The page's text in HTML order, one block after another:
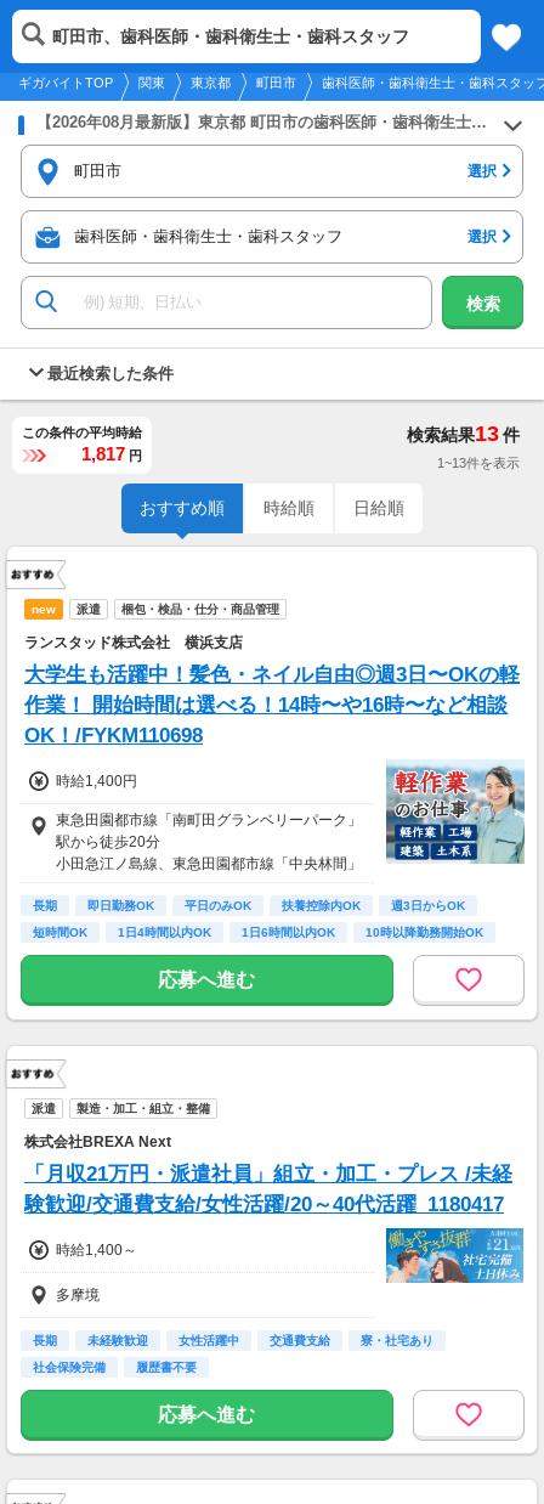
2026年8月7日更新
関東
メニュー
ギガバイトTOP 関東 東京都 町田市 歯科医師・歯科衛生士・歯科スタッ
町田市、歯科医師・歯科衛生士・歯科スタッフ
【2026年08月最新版】東京都 町田市の歯科医師・歯科衛生士・歯科スタッフのバイト・アルバイト・パートの求人募集情報
町田市 選択
歯科医師・歯科衛生士・歯科スタッフ 選択
検索
最近検索した条件
この条件の平均時給
1,817 円
検索結果13件
1~13件を表示
おすすめ順 時給順 日給順
new 派遣 梱包・検品・仕分・商品管理
ランスタッド株式会社 横浜支店
大学生も活躍中！髪色・ネイル自由◎週3日〜OKの軽
作業！ 開始時間は選べる！14時〜や16時〜など相談
OK！/FYKM110698
時給1,400円
東急田園都市線「南町田グランベリーパーク」
駅から徒歩20分
小田急江ノ島線、東急田園都市線「中央林間」
駅から車18分
小田急江ノ島線、相鉄本線「大和」駅から車20
分
長期 即日勤務OK 平日のみOK 扶養控除内OK
週3日からOK
短時間OK
1日4時間以内OK 1日6時間以内OK 10時以降勤務開始OK
応募へ進む
派遣 製造・加工・組立・整備
株式会社BREXA Next
「月収21万円・派遣社員」組立・加工・プレス /未経
験歓迎/交通費支給/女性活躍/20～40代活躍_1180417
時給1,400～
多摩境
長期 未経験歓迎 女性活躍中 交通費支給
寮・社宅あり
社会保険完備
履歴書不要
応募へ進む